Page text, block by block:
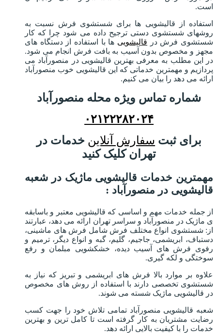
است.
استفاده از قالیشویی ها برای شستشوی فرش نسبت به
روشهای شستشوی دستی ترجیح داده می شود چرا که کار
شستشوی فرش در قالیشویی ها با استفاده از دستگاه های
مجهز و مخصوص بدون آسیب به بافت فرش انجام می شود.
در این مطلب به معرفی بهترین قالیشویی در منصورآباد می
پردازیم و مهمترین خدماتی که این قالیشویی خوب منصورآباد
ارائه می دهد را بیان می کنیم.
شماره تماس ویژه محله منصورآباد
۰۲۱۲۲۲۸۲۰۲۴
برای ثبت سفارش آنلاین خدمات در
تهران کلیک کنید
مهمترین خدمات قالیشویی ماژیک در شعبه
قالیشویی در منصورآباد :
از جمله خدمات مهم و اساسی که قالیشویی معتبر و باسابقه
ی ماژیک در منصورآباد و سراسر تهران ارائه می دهد، عبارتند
از: شستشوی انواع مختلف فرش شامل فرش های ماشینی،
دستباف، ابریشمی، جاجیم، گلیم، گبه و انواع دیگر، ترمیم و
رفوی فرش های آسیب دیده، خشکشویی مبلمان و رفع
سوختگی و لکه گیری.
علاوه بر موارد بالا فرش های ابریشمی و تبریز که نیاز به
شستشوی تخصصی دارند با استفاده از روش های مخصوص
در قالیشویی ماژیک شسته می شوند.
شعبه قالیشویی منصورآباد تمامی تلاش خود را جهت کسب
رضایت مشتریان به کار گرفته است تا کامل ترین و بهترین
خدمات را با کیفیت بالایی ارائه دهد.